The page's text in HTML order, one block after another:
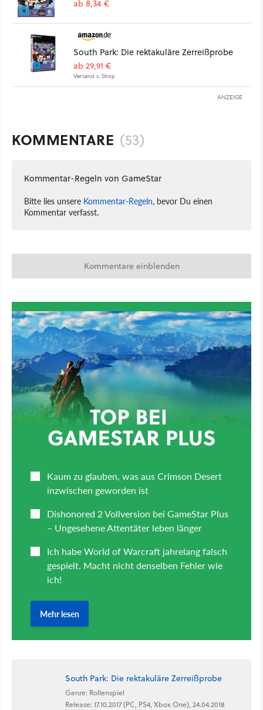
ab 8,34 €
South Park: Die rektakuläre Zerreißprobe
ab 29,91 €
Versand s. Shop
ANZEIGE
KOMMENTARE (53)
Kommentar-Regeln von GameStar
Bitte lies unsere Kommentar-Regeln, bevor Du einen
Kommentar verfasst.
Kommentare einblenden
South Park: Die rektakuläre Zerreißprobe
Genre: Rollenspiel
Release: 17.10.2017 (PC, PS4, Xbox One), 24.04.2018